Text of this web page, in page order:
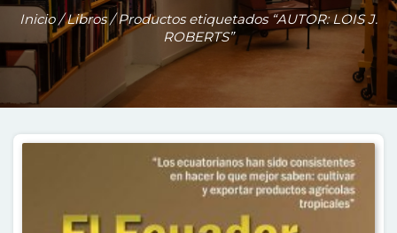
Inicio/Libros/ Productos etiquetados “AUTOR: LOIS J.
ROBERTS”